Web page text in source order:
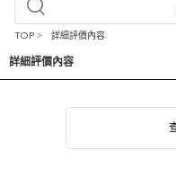
TOP > 詳細評價內容
詳細評價內容